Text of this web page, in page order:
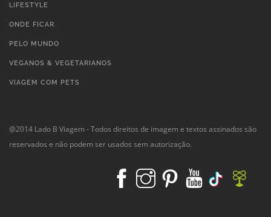
LIFESTYLE
ONDE FICAR
PELO MUNDO
VEGANOS & VEGETARIANOS
VIAGEM COM PETS
@2014 Lado B Viagem - Todos direitos de imagem e textos assinados são
reservados e não podem ser usados sem autorização.